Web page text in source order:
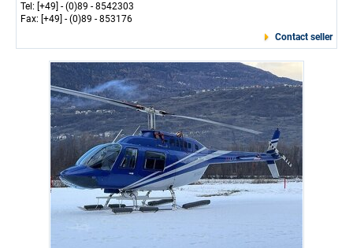
Tel: [+49] - (0)89 - 8542303
Fax: [+49] - (0)89 - 853176
Contact seller